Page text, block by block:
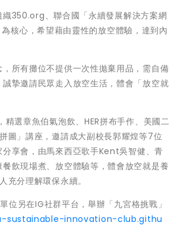
350.org、聯合國「永續發展解決方案網
核心，希望藉由靈性的放空體驗，達到內
所有攤位不提供一次性拋棄用品，需自備
摯邀請民眾走入放空生活，體會「放空就
選章魚伯氣泡飲、HER拼布手作、美國二
圖」講座，邀請成大副校長郭耀煌等7位
享會，由馬來西亞歌手Kent吳智健、青
飲現場煮、放空體驗等，體會放空就是養
分理解環保永續。
另在IG社群平台，舉辦「九宮格挑戰」
sustainable-innovation-club.githu